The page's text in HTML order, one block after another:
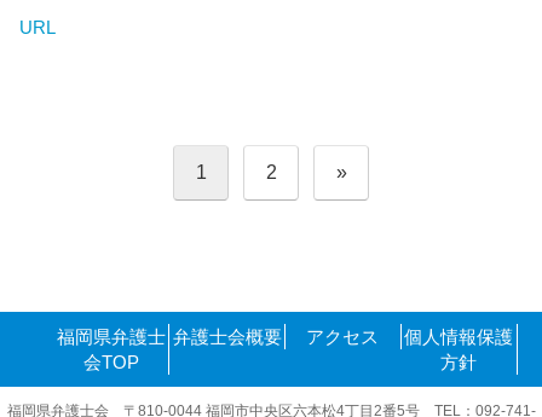
URL
投
稿
の
送
り
1 2 »
福岡県弁護士
会TOP
弁護士会概要 アクセス
個人情報保護
方針
福岡県弁護士会 〒810-0044 福岡市中央区六本松4丁目2番5号 TEL：092-741-